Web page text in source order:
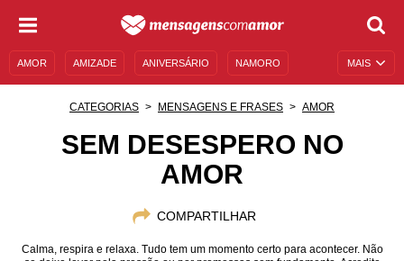
MAIS
AMOR AMIZADE ANIVERSÁRIO NAMORO
MENSAGENS DE ANIVERSÁRIO
CATEGORIAS MENSAGENS E FRASES AMOR
SEM DESESPERO NO
AMOR
COMPARTILHAR
Calma, respira e relaxa. Tudo tem um momento certo para acontecer. Não